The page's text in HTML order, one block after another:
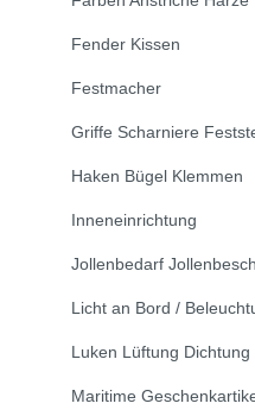
Fender Kissen
Festmacher
Griffe Scharniere
Haken Bügel Klemmen
Inneneinrichtung
Jollenbedarf
Licht an Bord /
Luken Lüftung Dichtung
Maritime